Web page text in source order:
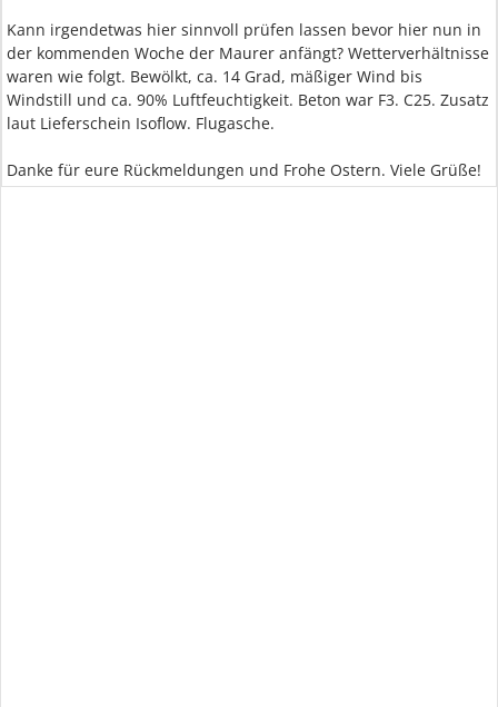
Kann irgendetwas hier sinnvoll prüfen lassen bevor hier nun in
der kommenden Woche der Maurer anfängt? Wetterverhältnisse
waren wie folgt. Bewölkt, ca. 14 Grad, mäßiger Wind bis
Windstill und ca. 90% Luftfeuchtigkeit. Beton war F3. C25. Zusatz
laut Lieferschein Isoflow. Flugasche.
Danke für eure Rückmeldungen und Frohe Ostern. Viele Grüße!